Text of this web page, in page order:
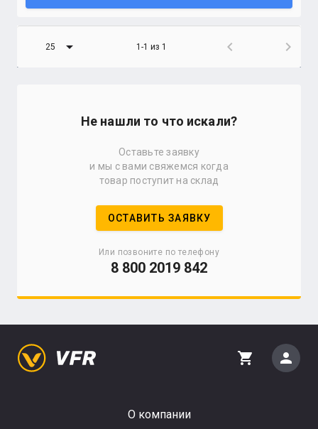
25 arrow_drop_down 1-1 из 1 chevron_left chevron_right
Не нашли то что искали?
Оставьте заявку
и мы с вами свяжемся когда
товар поступит на склад
ОСТАВИТЬ ЗАЯВКУ
Или позвоните по телефону
8 800 2019 842
О компании
shopping_cart person